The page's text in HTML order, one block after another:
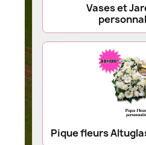
Vases et
Pique fleurs